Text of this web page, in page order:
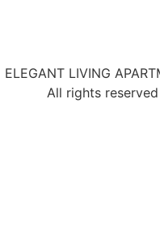
ELEGANT LIVING
All rights reserved